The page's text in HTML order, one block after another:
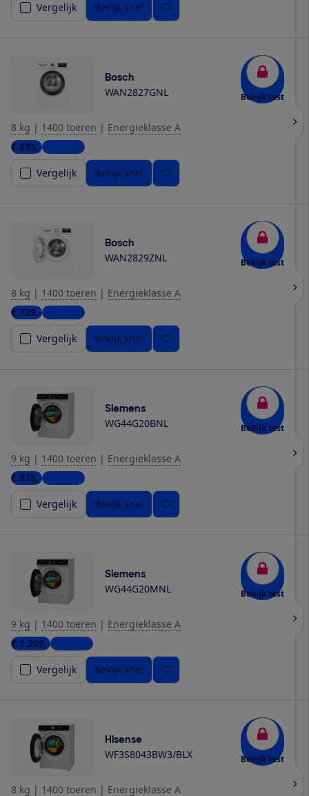
Vergelijk
Bekijk snel
Bosch
WAN2827GNL Bekijk test
8 kg | 1400 toeren | Energieklasse A
€ 635,-6 winkels
Vergelijk
Bekijk snel
Bosch
WAN2829ZNL Bekijk test
8 kg | 1400 toeren | Energieklasse A
€ 729,-3 winkels
Vergelijk
Bekijk snel
Siemens
WG44G20BNL Bekijk test
9 kg | 1400 toeren | Energieklasse A
€ 978,-6 winkels
Vergelijk
Bekijk snel
Siemens
WG44G20MNL Bekijk test
9 kg | 1400 toeren | Energieklasse A
€ 1.209,-3 winkels
Vergelijk
Bekijk snel
Hisense
WF3S8043BW3/BLX Bekijk test
8 kg | 1400 toeren | Energieklasse A